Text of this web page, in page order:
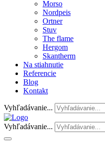
Morso
Nordpeis
Ortner
Stuv
The flame
Hergom
Skantherm
Na stiahnutie
Referencie
Blog
Kontakt
Vyhľadávanie...
Vyhľadávanie...